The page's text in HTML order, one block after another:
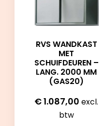
RVS WANDKAST
MET
SCHUIFDEUREN –
LANG. 2000 MM
(GAS20)
€1.087,00 excl.
btw